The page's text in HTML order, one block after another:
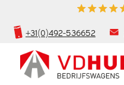
+31(0)492-536652